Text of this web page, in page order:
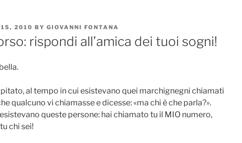
15, 2010 BY GIOVANNI FONTANA
rispondi all’amica dei tuoi sogni!
al tempo in cui esistevano quei marchignegni chiamati
qualcuno vi chiamasse e dicesse: «ma chi è che parla?».
queste persone: hai chiamato tu il MIO numero,
chi sei!